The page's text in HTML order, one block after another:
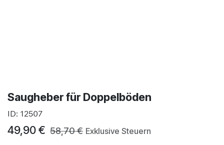
Saugheber für Doppelböden
ID: 12507
49,90€ 58,70€ Exklusive Steuern